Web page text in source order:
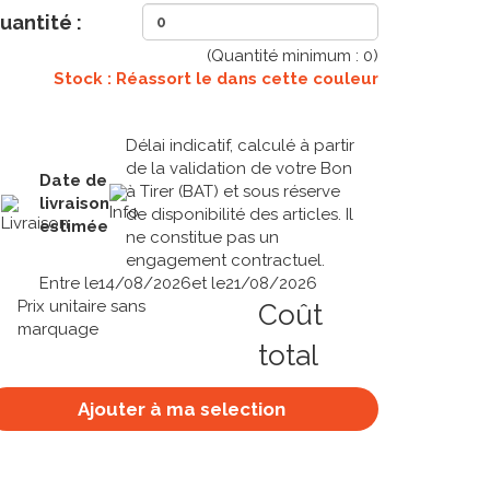
:
(Quantité minimum : 0)
Stock : Réassort le dans cette couleur
Date de
livraison
estimée
Délai indicatif, calculé à partir
de la validation de votre Bon
à Tirer (BAT) et sous réserve
de disponibilité des articles. Il
ne constitue pas un
engagement contractuel.
Entre le14/08/2026et le21/08/2026
Prix unitaire sans
marquage
Coût
total
Ajouter à ma selection